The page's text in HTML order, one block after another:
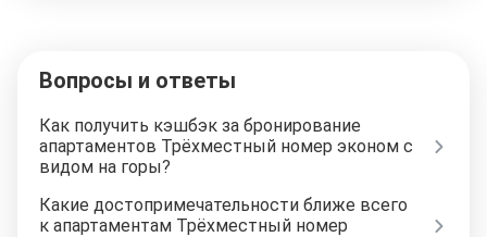
Вопросы и ответы
Как получить кэшбэк за бронирование
апартаментов Трёхместный номер эконом с
видом на горы?
Какие достопримечательности ближе всего
к апартаментам Трёхместный номер